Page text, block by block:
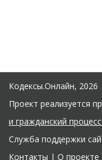
Кодексы.Онлайн, 2026
Проект реализуется
и гражданский
Служба поддержки
Контакты | О проекте